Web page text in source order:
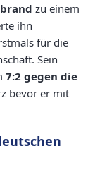
zu einem
ihn
für die
Sein
7:2 gegen die
bevor er mit